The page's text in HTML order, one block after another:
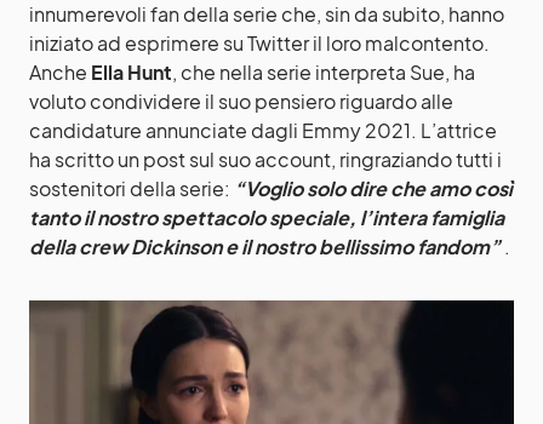
innumerevoli fan della serie che, sin da subito, hanno
iniziato ad esprimere su Twitter il loro malcontento.
Anche Ella Hunt, che nella serie interpreta Sue, ha
voluto condividere il suo pensiero riguardo alle
candidature annunciate dagli Emmy 2021. L’attrice
ha scritto un post sul suo account, ringraziando tutti i
sostenitori della serie: “Voglio solo dire che amo così
tanto il nostro spettacolo speciale, l’intera famiglia
della crew Dickinson e il nostro bellissimo fandom”.